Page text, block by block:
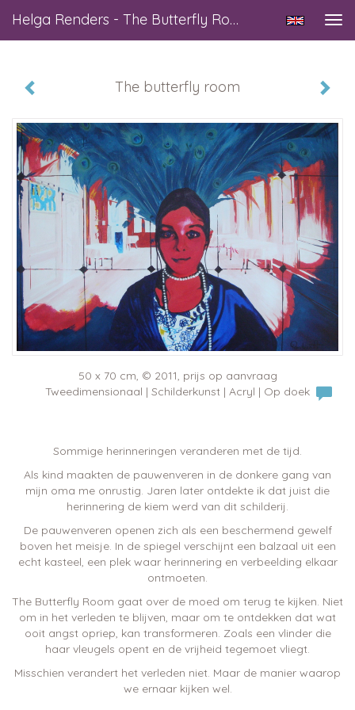
Helga Renders - The Butterfly Room
The butterfly room
50 x 70 cm, © 2011, prijs op aanvraag
Tweedimensionaal | Schilderkunst | Acryl | Op doek
Sommige herinneringen veranderen met de tijd.
Als kind maakten de pauwenveren in de donkere gang van
mijn oma me onrustig. Jaren later ontdekte ik dat juist die
herinnering de kiem werd van dit schilderij.
De pauwenveren openen zich als een beschermend gewelf
boven het meisje. In de spiegel verschijnt een balzaal uit een
echt kasteel, een plek waar herinnering en verbeelding elkaar
ontmoeten.
The Butterfly Room gaat over de moed om terug te kijken. Niet
om in het verleden te blijven, maar om te ontdekken dat wat
ooit angst opriep, kan transformeren. Zoals een vlinder die
haar vleugels opent en de vrijheid tegemoet vliegt.
Misschien verandert het verleden niet. Maar de manier waarop
we ernaar kijken wel.